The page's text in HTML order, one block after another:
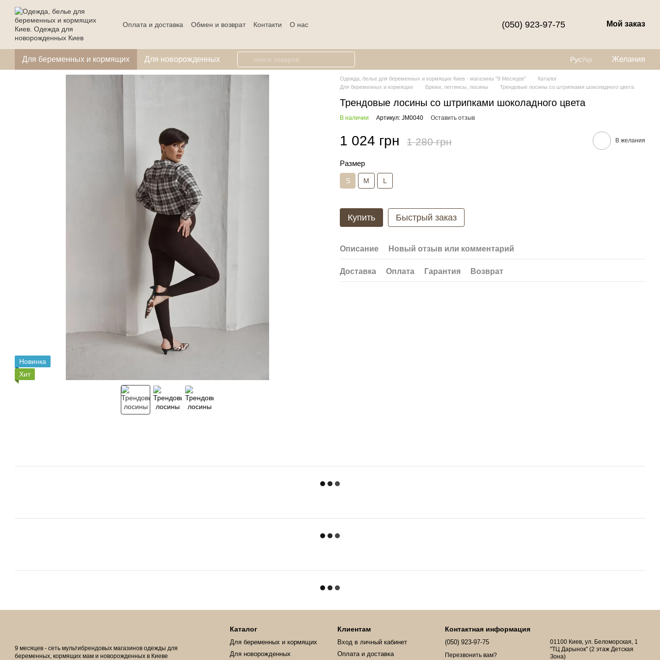
Перейти к основному контенту
Оплата и доставка Обмен и возврат Контакти О нас (050) 923-97-75 Мой заказ
Для беременных и кормящих Для новорожденных РусУкр Желания
Новинка
Хит
Одежда, белье для беременных и кормящих Киев - магазины "9 Месяцев"
Каталог
Для беременных и кормящих
Брюки, леггинсы, лосины Трендовые лосины со штрипками шоколадного цвета
Трендовые лосины со штрипками шоколадного цвета
В наличии Артикул: JM0040 Оставить отзыв
1 024 грн 1 280 грн В желания
Размер
S M L
Купить Быстрый заказ
Описание Новый отзыв или комментарий
Доставка Оплата Гарантия Возврат
9 месяцев - сеть мультибрендовых магазинов одежды для
беременных, кормящих мам и новорожденных в Киеве
Каталог
Для беременных и кормящих
Для новорожденных
Клиентам
Вход в личный кабинет
Оплата и доставка
Контактная информация
(050) 923-97-75
Перезвонить вам?
01100 Киев, ул. Беломорская, 1
"ТЦ Дарынок" (2 этаж Детская
Зона)